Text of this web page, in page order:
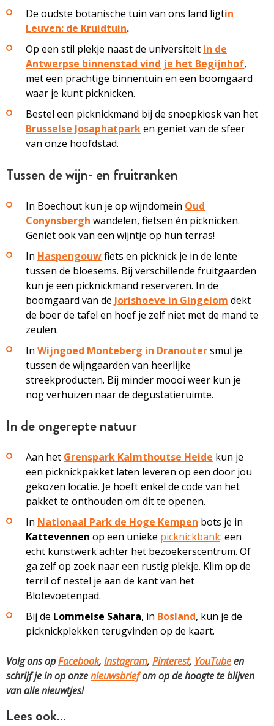
De oudste botanische tuin van ons land ligtin
Leuven: de Kruidtuin.
Op een stil plekje naast de universiteit in de
Antwerpse binnenstad vind je het Begijnhof,
met een prachtige binnentuin en een boomgaard
waar je kunt picknicken.
Bestel een picknickmand bij de snoepkiosk van het
Brusselse Josaphatparken geniet van de sfeer
van onze hoofdstad.
Tussen de wijn- en fruitranken
In Boechout kun je op wijndomein Oud
Conynsbergh wandelen, fietsen én picknicken.
Geniet ook van een wijntje op hun terras!
In Haspengouwfiets en picknick je in de lente
tussen de bloesems. Bij verschillende fruitgaarden
kun je een picknickmand reserveren. In de
boomgaard van de Jorishoeve in Gingelom dekt
de boer de tafel en hoef je zelf niet met de mand te
zeulen.
In Wijngoed Monteberg in Dranoutersmul je
tussen de wijngaarden van heerlijke
streekproducten. Bij minder moooi weer kun je
nog verhuizen naar de degustatieruimte.
In de ongerepte natuur
Aan het Grenspark Kalmthoutse Heide kun je
een picknickpakket laten leveren op een door jou
gekozen locatie. Je hoeft enkel de code van het
pakket te onthouden om dit te openen.
In Nationaal Park de Hoge Kempen bots je in
Kattevennen op een unieke picknickbank: een
echt kunstwerk achter het bezoekerscentrum. Of
ga zelf op zoek naar een rustig plekje. Klim op de
terril of nestel je aan de kant van het
Blotevoetenpad.
Bij de Lommelse Sahara, in Bosland, kun je de
picknickplekken terugvinden op de kaart.
Volg ons opFacebook, Instagram, Pinterest, YouTubeen
schrijf je in op onzenieuwsbriefom op de hoogte te blijven
van alle nieuwtjes!
Lees ook…